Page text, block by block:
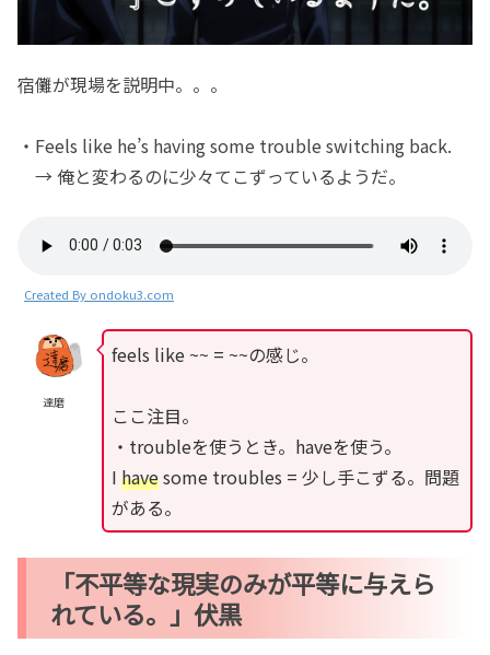
宿儺が現場を説明中。。。
・Feels like he’s having some trouble switching back.
→ 俺と変わるのに少々てこずっているようだ。
Created By ondoku3.com
達磨
feels like ~~ = ~~の感じ。
ここ注目。
・troubleを使うとき。haveを使う。
I havesome troubles = 少し手こずる。問題
がある。
「不平等な現実のみが平等に与えら
れている。」伏黒